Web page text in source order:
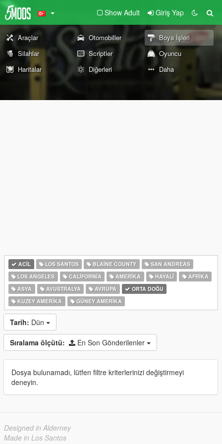
Show Adult Giriş Yap
Araçlar Otomobiller
Boya İşleri
Silahlar
Scriptler
Oyuncu
Haritalar
Diğerleri Daha
ACIL LOS SANTOS BLAINE COUNTY
SAN ANDREAS
LOS ANGELES
CALIFORNIA AMERIKA HAYALI
AFRIKA
ASYA
AVUSTRALYA AVRUPA
ORTA DOĞU
KUZEY AMERIKA
GÜNEY AMERIKA
Tarih: Dün
Sıralama ölçütü: En Son Gönderilenler
Dosya bulunamadı, lütfen filtre kriterlerinizi değiştirmeyi
deneyin.
Designed in Alderney
Made in Los Santos